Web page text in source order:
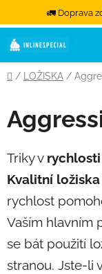
🚛 Doprava
Přejít na obsah
Domů
/ LOŽISKA /
Triky v rychlosti
Kvalitní ložiska
rychlost
Vaším hlavním
se bát použití
stranou. Jste-li